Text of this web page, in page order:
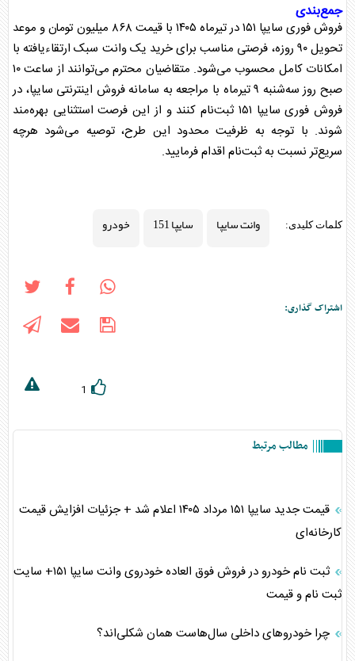
جمع‌بندی
فروش فوری سایپا ۱۵۱ در تیرماه ۱۴۰۵ با قیمت ۸۶۸ میلیون تومان و موعد
تحویل ۹۰ روزه، فرصتی مناسب برای خرید یک وانت سبک ارتقاءیافته با
امکانات کامل محسوب می‌شود. متقاضیان محترم می‌توانند از ساعت ۱۰
صبح روز سه‌شنبه ۹ تیرماه با مراجعه به سامانه فروش اینترنتی سایپا، در
فروش فوری سایپا ۱۵۱ ثبت‌نام کنند و از این فرصت استثنایی بهره‌مند
شوند. با توجه به ظرفیت محدود این طرح، توصیه می‌شود هرچه
سریع‌تر نسبت به ثبت‌نام اقدام فرمایید.
کلمات کلیدی: وانت سایپا سایپا 151 خودرو
اشتراک گذاری:
1
مطالب مرتبط
قیمت جدید سایپا ۱۵۱ مرداد ۱۴۰۵ اعلام شد + جزئیات افزایش قیمت
کارخانه‌ای
ثبت نام خودرو در فروش فوق العاده خودروی وانت سایپا ۱۵۱+ سایت
ثبت نام و قیمت
چرا خودروهای داخلی سال‌هاست همان شکلی‌اند؟